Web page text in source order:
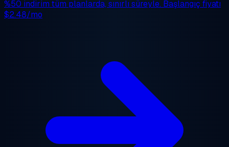
%50 indirim tüm planlarda, sınırlı süreyle. Başlangıç fiyatı
$2.48/mo